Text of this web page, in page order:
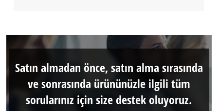
Satın almadan önce, satın alma sırasında
ve sonrasında ürününüzle ilgili tüm
sorularınız için size destek oluyoruz.